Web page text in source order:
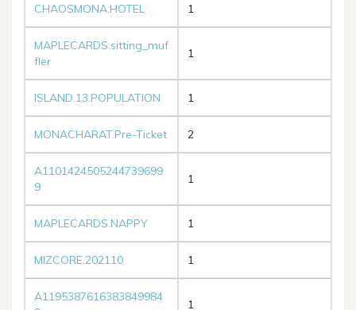
CHAOSMONA.HOTEL 1
MAPLECARDS.sitting_muf
fler
1
ISLAND.13.POPULATION 1
MONACHARAT.Pre-Ticket 2
A1101424505244739699
9
1
MAPLECARDS.NAPPY 1
MIZCORE.202110 1
A1195387616383849984
1